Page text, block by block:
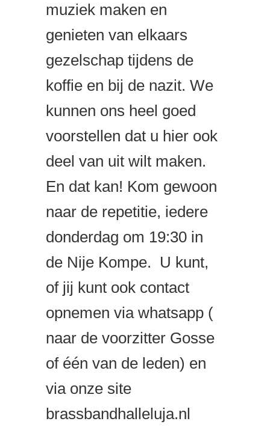
muziek maken en
genieten van elkaars
gezelschap tijdens de
koffie en bij de nazit. We
kunnen ons heel goed
voorstellen dat u hier ook
deel van uit wilt maken.
En dat kan! Kom gewoon
naar de repetitie, iedere
donderdag om 19:30 in
de Nije Kompe. U kunt,
of jij kunt ook contact
opnemen via whatsapp (
naar de voorzitter Gosse
of één van de leden) en
via onze site
brassbandhalleluja.nl